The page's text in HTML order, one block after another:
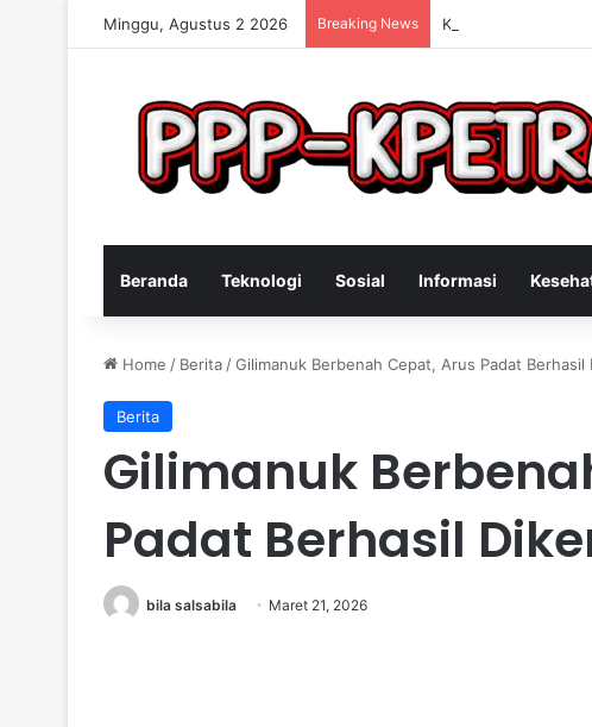
Minggu, Agustus 2 2026 Breaking News Keterampilan
Beranda Teknologi Sosial Informasi
Home / Berita /Gilimanuk Berbenah Cepat, Arus Padat Berhasil
Berita
Gilimanuk
Padat Berhasil
bila salsabila Maret 21, 2026